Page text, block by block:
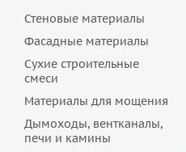
Стеновые материалы
Фасадные материалы
Сухие строительные
смеси
Материалы для мощения
Дымоходы, вентканалы,
печи и камины